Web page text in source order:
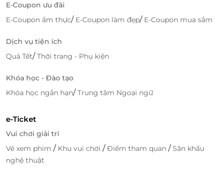
LifeLink.vn lànền tảng đặt dịch vụ tiện lợi
Việt Nam, giúp bạn dễ dàng tìm kiếm và săn
ẩm thực, spa và nghỉ dưỡng. Với hệ thống đặt dịch
vụ thông minh, minh bạch về giá và cam kết chất
dịch vụnhanh chóng, an toàn và tiết kiệm tối đa
với vài bước đơn giản, bạn có thể sở hữu
mã QR khi sử dụng dịch vụ tại điểm đến.
LifeLink – Người bạn đồng hành trong mọi
chuyến đi
Với mạng lưới hàng nghìn đối tác và hơn 1 triệu
E-Coupon ưu đãi
E-Coupon ẩm thực/ E-Coupon làm đẹp/ E-Coupon mua sắm
Dịch vụ tiện ích
Quà Tết/Thời trang - Phụ kiện
Khóa học - Đào tạo
Khóa học ngắn hạn/Trung tâm Ngoại ngữ
e-Ticket
Vui chơi giải trí
Vé xem phim / Khu vui chơi /Điểm tham quan /Sân khấu
nghệ thuật